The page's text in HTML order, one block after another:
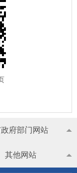
府部门网站
其他网站